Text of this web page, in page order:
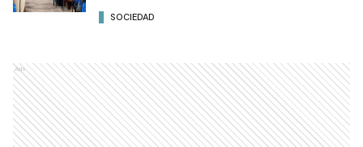
SOCIEDAD
Ads